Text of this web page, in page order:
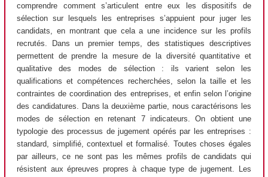
comprendre comment s’articulent entre eux les dispositifs de
sélection sur lesquels les entreprises s’appuient pour juger les
candidats, en montrant que cela a une incidence sur les profils
recrutés. Dans un premier temps, des statistiques descriptives
permettent de prendre la mesure de la diversité quantitative et
qualitative des modes de sélection : ils varient selon les
qualifications et compétences recherchées, selon la taille et les
contraintes de coordination des entreprises, et enfin selon l’origine
des candidatures. Dans la deuxième partie, nous caractérisons les
modes de sélection en retenant 7 indicateurs. On obtient une
typologie des processus de jugement opérés par les entreprises :
standard, simplifié, contextuel et formalisé. Toutes choses égales
par ailleurs, ce ne sont pas les mêmes profils de candidats qui
résistent aux épreuves propres à chaque type de jugement. Les